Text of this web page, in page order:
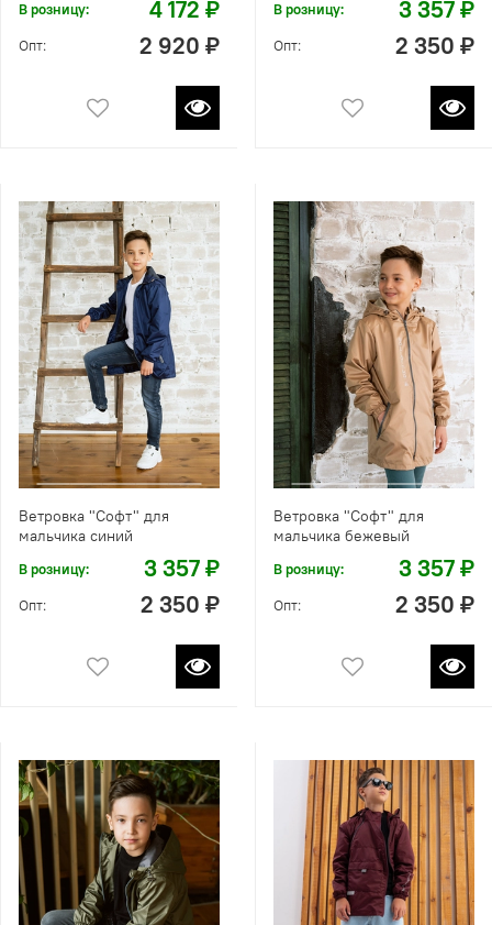
В розницу: 4 172 ₽
Опт: 2 920 ₽
В розницу: 3 357 ₽
Опт: 2 350 ₽
Ветровка "Софт" для
мальчика синий
В розницу: 3 357 ₽
Опт: 2 350 ₽
Ветровка "Софт" для
мальчика бежевый
В розницу: 3 357 ₽
Опт: 2 350 ₽